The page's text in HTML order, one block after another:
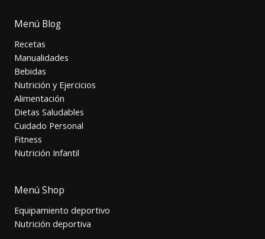
Menú Blog
Recetas
Manualidades
Bebidas
Nutrición y Ejercicios
Alimentación
Dietas Saludables
Cuidado Personal
Fitness
Nutrición Infantil
Menú Shop
Equipamiento deportivo
Nutrición deportiva